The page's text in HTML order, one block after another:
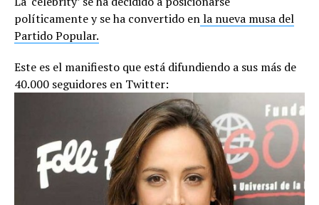
políticamente y se ha convertido enla nueva musa del
Partido Popular.
Este es el manifiesto que está difundiendo a sus más de
40.000 seguidores en Twitter: